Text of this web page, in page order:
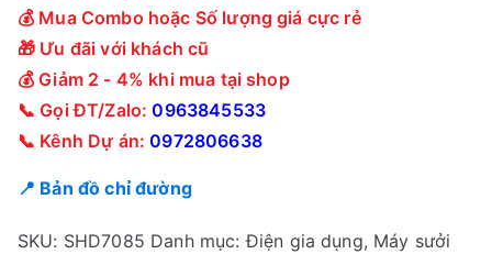
💰 Mua Combo hoặc Số lượng giá cực rẻ
🎁 Ưu đãi với khách cũ
💰 Giảm 2 - 4% khi mua tại shop
📞 Gọi ĐT/Zalo:0963845533
📞 Kênh Dự án:0972806638
📍 Bản đồ chỉ đường
SKU: SHD7085 Danh mục:Điện gia dụng, Máy sưởi